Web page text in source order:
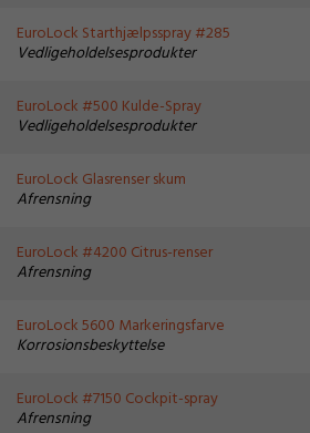
EuroLock Starthjælpsspray #285
Vedligeholdelsesprodukter
EuroLock #500 Kulde-Spray
Vedligeholdelsesprodukter
EuroLock Glasrenser skum
Afrensning
EuroLock #4200 Citrus-renser
Afrensning
EuroLock 5600 Markeringsfarve
Korrosionsbeskyttelse
EuroLock #7150 Cockpit-spray
Afrensning